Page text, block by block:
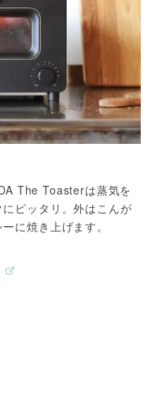
The Toasterは蒸気を
ピッタリ。外はこんが
に焼き上げます。